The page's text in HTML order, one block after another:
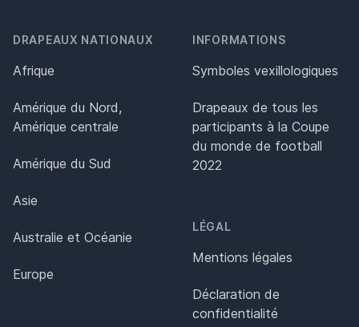
DRAPEAUX NATIONAUX
Afrique
Amérique du Nord,
Amérique centrale
Amérique du Sud
Asie
Australie et Océanie
Europe
INFORMATIONS
Symboles vexillologiques
Drapeaux de tous les
participants à la Coupe
du monde de football
2022
LÉGAL
Mentions légales
Déclaration de
confidentialité